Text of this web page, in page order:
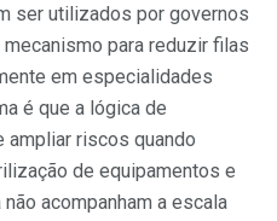
ser utilizados por governos
para reduzir filas
em especialidades
é que a lógica de
ampliar riscos quando
de equipamentos e
acompanham a escala